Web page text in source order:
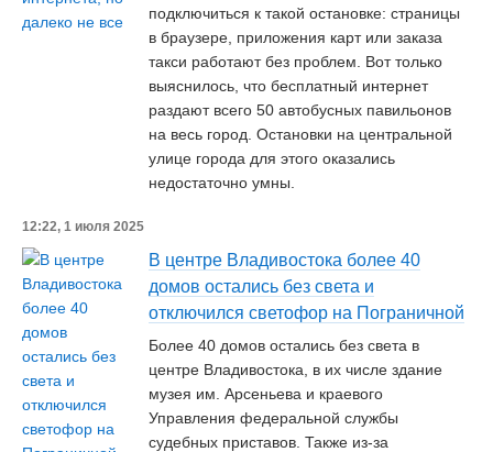
подключиться к такой остановке: страницы
в браузере, приложения карт или заказа
такси работают без проблем. Вот только
выяснилось, что бесплатный интернет
раздают всего 50 автобусных павильонов
на весь город. Остановки на центральной
улице города для этого оказались
недостаточно умны.
12:22, 1 июля 2025
В центре Владивостока более 40
домов остались без света и
отключился светофор на Пограничной
Более 40 домов остались без света в
центре Владивостока, в их числе здание
музея им. Арсеньева и краевого
Управления федеральной службы
судебных приставов. Также из-за